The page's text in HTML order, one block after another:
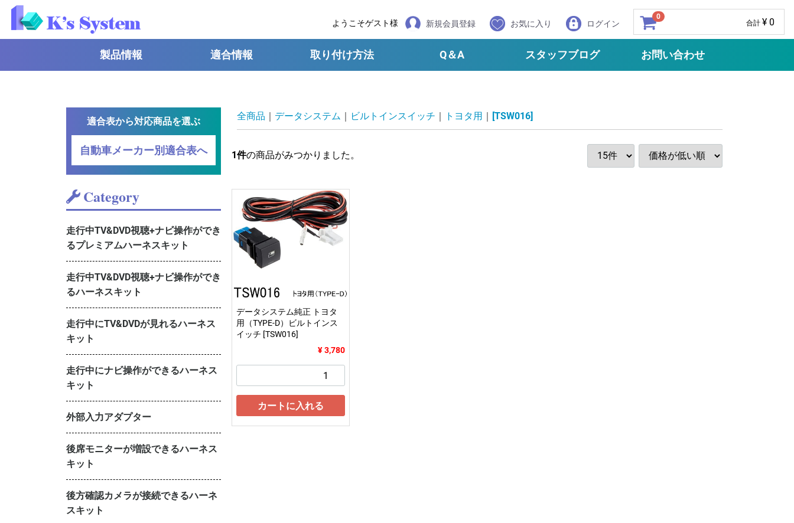
ようこそゲスト様 新規会員登録 お気に入り ログイン
0
合計 ¥ 0
製品情報 適合情報 取り付け方法 Q＆A スタッフブログ お問い合わせ
適合表から対応商品を選ぶ
自動車メーカー別適合表へ
Category
走行中TV&DVD視聴+ナビ操作ができ
るプレミアムハーネスキット
走行中TV&DVD視聴+ナビ操作ができ
るハーネスキット
走行中にTV&DVDが見れるハーネス
キット
走行中にナビ操作ができるハーネス
キット
外部入力アダプター
後席モニターが増設できるハーネス
キット
後方確認カメラが接続できるハーネ
スキット
全商品 データシステム ビルトインスイッチ トヨタ用 [TSW016]
1件の商品がみつかりました。
データシステム純正 トヨタ
用（TYPE-D）ビルトインス
イッチ [TSW016]
¥ 3,780
カートに入れる